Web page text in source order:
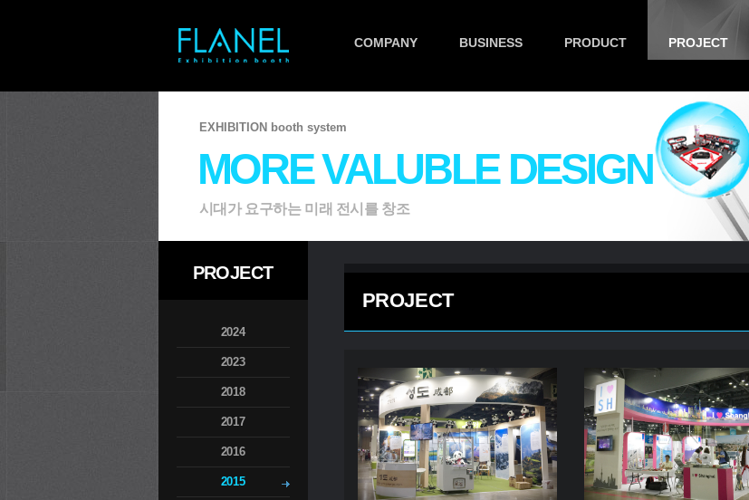
COMPANY BUSINESS PRODUCT PROJECT
EXHIBITION booth system
MORE VALUBLE DESIGN
시대가 요구하는 미래 전시를 창조
PROJECT
2024
2023
2018
2017
2016
2015
PROJECT